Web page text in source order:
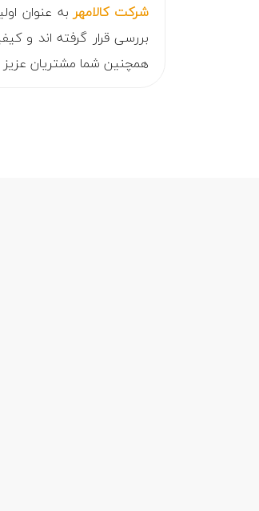
شرکت کالامهربه عنوان
بررسی قرار گرفته اند و
همچنین شما مشتریان عزیز